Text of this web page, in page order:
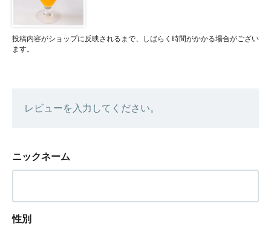
投稿内容がショップに反映されるまで、しばらく時間がかかる場合がござい
ます。
レビューを入力してください。
ニックネーム
性別